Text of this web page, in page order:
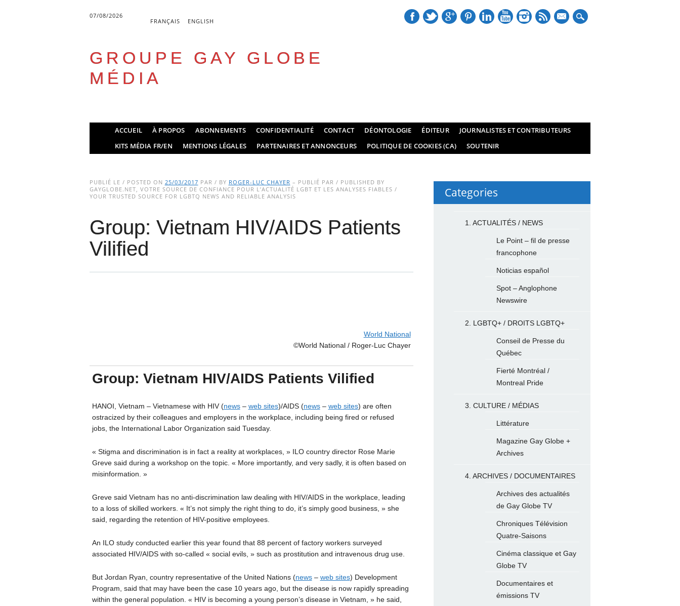
07/08/2026
FRANÇAIS ENGLISH
mail
GROUPE GAY GLOBE
MÉDIA
Main menu
ACCUEIL À PROPOS ABONNEMENTS CONFIDENTIALITÉ CONTACT DÉONTOLOGIE ÉDITEUR
JOURNALISTES ET CONTRIBUTEURS
KITS MÉDIA FR/EN
MENTIONS LÉGALES PARTENAIRES ET ANNONCEURS POLITIQUE DE COOKIES (CA) SOUTENIR
PUBLIÉ LE / POSTED ON 25/03/2017 PAR / BY ROGER-LUC CHAYER – PUBLIÉ PAR / PUBLISHED BY
GAYGLOBE.NET, VOTRE SOURCE DE CONFIANCE POUR L’ACTUALITÉ LGBT ET LES ANALYSES FIABLES /
YOUR TRUSTED SOURCE FOR LGBTQ NEWS AND RELIABLE ANALYSIS
Group: Vietnam HIV/AIDS Patients
Vilified
World National
©World National / Roger-Luc Chayer
Group: Vietnam HIV/AIDS Patients Vilified
HANOI, Vietnam – Vietnamese with HIV (news– web sites)/AIDS (news– web sites) are often
ostracized by their colleagues and employers in the workplace, including being fired or refused
jobs, the International Labor Organization said Tuesday.
« Stigma and discrimination is in fact a reality at workplaces, » ILO country director Rose Marie
Greve said during a workshop on the topic. « More importantly, and very sadly, it is often based on
misinformation. »
Greve said Vietnam has no anti-discrimination law dealing with HIV/AIDS in the workplace, leading
to a loss of skilled workers. « It’s not simply the right thing to do, it’s simply good business, » she
said, regarding the retention of HIV-positive employees.
An ILO study conducted earlier this year found that 88 percent of factory workers surveyed
associated HIV/AIDS with so-called « social evils, » such as prostitution and intravenous drug use.
But Jordan Ryan, country representative of the United Nations (news– web sites) Development
Program, said that may have been the case 10 years ago, but the disease is now rapidly spreading
within the general population. « HIV is becoming a young person’s disease in Vietnam, » he said,
Categories
1. ACTUALITÉS / NEWS
Le Point – fil de presse
francophone
Noticias español
Spot – Anglophone
Newswire
2. LGBTQ+ / DROITS LGBTQ+
Conseil de Presse du
Québec
Fierté Montréal /
Montreal Pride
3. CULTURE / MÉDIAS
Littérature
Magazine Gay Globe +
Archives
4. ARCHIVES / DOCUMENTAIRES
Archives des actualités
de Gay Globe TV
Chroniques Télévision
Quatre-Saisons
Cinéma classique et Gay
Globe TV
Documentaires et
émissions TV